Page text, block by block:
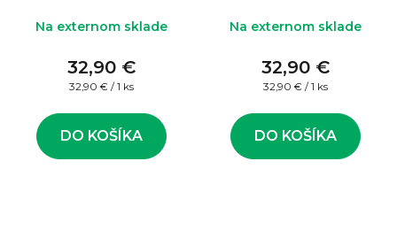
Na externom sklade
32,90 €
Jednotková
32,90 € / 1 ks
DO KOŠÍKA
Na externom sklade
32,90 €
Jednotková
32,90 € / 1 ks
DO KOŠÍKA